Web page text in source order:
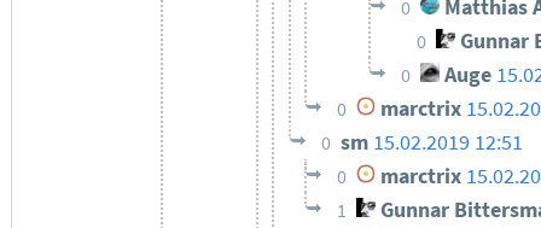
0 Matthias
0 Gunnar
0 Auge
0 marctrix
0 sm 15.02.2019 12:51
0 marctrix
1 Gunnar